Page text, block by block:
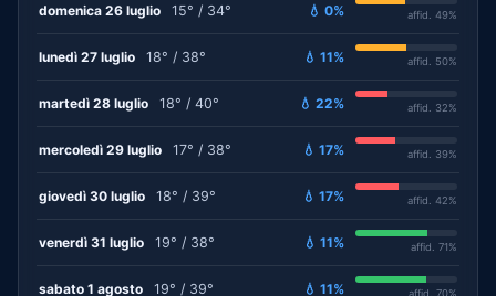
domenica 26 luglio 15° / 34° 💧 0% affid. 49%
lunedì 27 luglio 18° / 38° 💧 11% affid. 50%
martedì 28 luglio 18° / 40° 💧 22% affid. 32%
mercoledì 29 luglio 17° / 38° 💧 17% affid. 39%
giovedì 30 luglio 18° / 39° 💧 17% affid. 42%
venerdì 31 luglio 19° / 38° 💧 11% affid. 71%
sabato 1 agosto 19° / 39° 💧 11% affid. 70%